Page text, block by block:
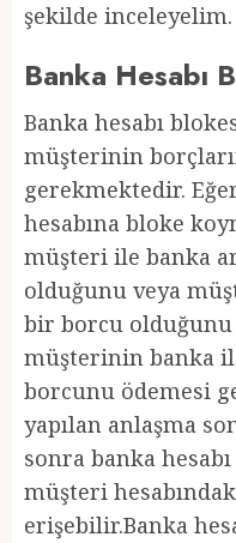
şekilde inceleyelim.
Banka Hesabı
Banka hesabı
müşterinin
gerekmektedir.
hesabına bloke
müşteri ile banka
olduğunu veya
bir borcu
müşterinin banka
borcunu ödemesi
yapılan anlaşma
sonra banka
müşteri
erişebilir.Banka